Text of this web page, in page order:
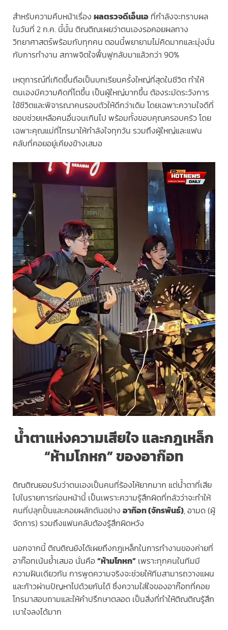
สำหรับความคืบหน้าเรื่อง ผลตรวจดีเอ็นเอ ที่กำลังจะทราบผล
ในวันที่ 2 ก.ค. นี้นั้น ติณติณเผยว่าตนเองรอคอยผลทาง
วิทยาศาสตร์พร้อมกับทุกคน ตอนนี้พยายามไม่คิดมากและมุ่งมั่น
กับการทำงาน สภาพจิตใจฟื้นฟูกลับมาแล้วกว่า 90%
เหตุการณ์ที่เกิดขึ้นถือเป็นบทเรียนครั้งใหญ่ที่สุดในชีวิต ทำให้
ตนเองมีความคิดที่โตขึ้น เป็นผู้ใหญ่มากขึ้น ต้องระมัดระวังการ
ใช้ชีวิตและพิจารณาคนรอบตัวให้ดีกว่าเดิม โดยเฉพาะความใจดีที่
ชอบช่วยเหลือคนอื่นจนเกินไป พร้อมทั้งขอบคุณครอบครัว โดย
เฉพาะคุณแม่ที่โทรมาให้กำลังใจทุกวัน รวมถึงผู้ใหญ่และแฟน
คลับที่คอยอยู่เคียงข้างเสมอ
น้ำตาแห่งความเสียใจ และกฎเหล็ก
“ห้ามโกหก” ของอาก๊อท
ติณติณยอมรับว่าตนเองเป็นคนที่ร้องไห้ยากมาก แต่น้ำตาที่เสีย
ไปในรายการก่อนหน้านี้ เป็นเพราะความรู้สึกผิดที่กลัวว่าจะทำให้
คนที่ปลุกปั้นและคอยผลักดันอย่าง อาก๊อท (จักรพันธ์), อามด (ผู้
จัดการ) รวมถึงแฟนคลับต้องรู้สึกผิดหวัง
นอกจากนี้ ติณติณยังได้เผยถึงกฎเหล็กในการทำงานของค่ายที่
อาก๊อทเน้นย้ำเสมอ นั่นคือ“ห้ามโกหก” เพราะทุกคนในทีมมี
ความฝันเดียวกัน การพูดความจริงจะช่วยให้ทีมสามารถวางแผน
และก้าวผ่านปัญหาไปด้วยกันได้ ซึ่งความใส่ใจของอาก๊อทที่คอย
โทรมาสอบถามและให้คำปรึกษาตลอด เป็นสิ่งที่ทำให้ติณติณรู้สึก
เบาใจลงได้มาก